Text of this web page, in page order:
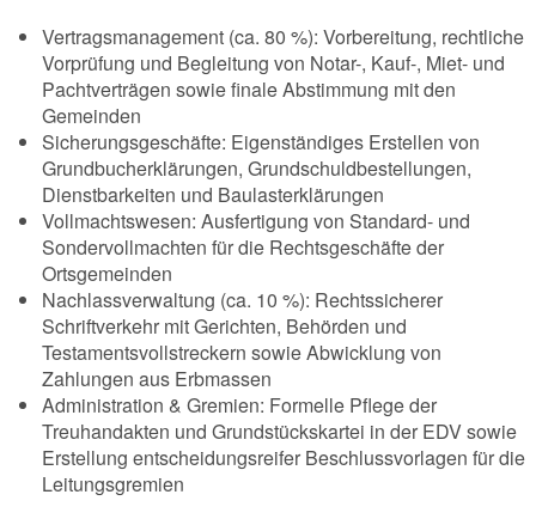
Vertragsmanagement (ca. 80 %): Vorbereitung, rechtliche
Vorprüfung und Begleitung von Notar-, Kauf-, Miet- und
Pachtverträgen sowie finale Abstimmung mit den
Gemeinden
Sicherungsgeschäfte: Eigenständiges Erstellen von
Grundbucherklärungen, Grundschuldbestellungen,
Dienstbarkeiten und Baulasterklärungen
Vollmachtswesen: Ausfertigung von Standard- und
Sondervollmachten für die Rechtsgeschäfte der
Ortsgemeinden
Nachlassverwaltung (ca. 10 %): Rechtssicherer
Schriftverkehr mit Gerichten, Behörden und
Testamentsvollstreckern sowie Abwicklung von
Zahlungen aus Erbmassen
Administration & Gremien: Formelle Pflege der
Treuhandakten und Grundstückskartei in der EDV sowie
Erstellung entscheidungsreifer Beschlussvorlagen für die
Leitungsgremien